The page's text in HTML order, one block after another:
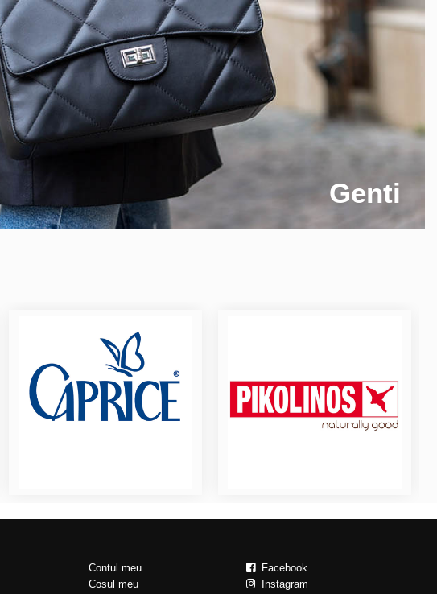
Genti
Contul meu
Cosul meu
Facebook
Instagram